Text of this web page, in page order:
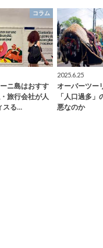
コラム
ニ島はおすす
旅行会社が人
スる…
2025.6.25
オーバーツー
「人口過多
悪なのか